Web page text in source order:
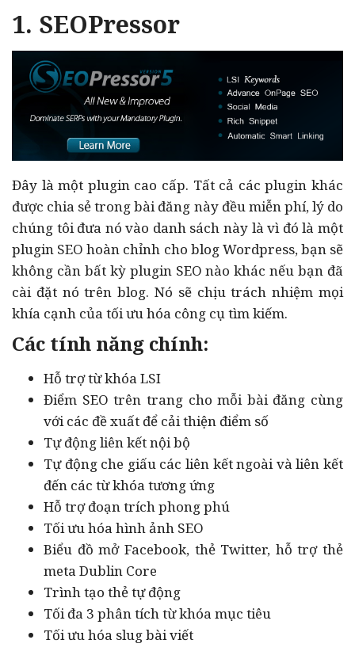
1. SEOPressor
Đây là một plugin cao cấp. Tất cả các plugin khác
được chia sẻ trong bài đăng này đều miễn phí, lý do
chúng tôi đưa nó vào danh sách này là vì đó là một
plugin SEO hoàn chỉnh cho blog Wordpress, bạn sẽ
không cần bất kỳ plugin SEO nào khác nếu bạn đã
cài đặt nó trên blog. Nó sẽ chịu trách nhiệm mọi
khía cạnh của tối ưu hóa công cụ tìm kiếm.
Các tính năng chính:
Hỗ trợ từ khóa LSI
Điểm SEO trên trang cho mỗi bài đăng cùng
với các đề xuất để cải thiện điểm số
Tự động liên kết nội bộ
Tự động che giấu các liên kết ngoài và liên kết
đến các từ khóa tương ứng
Hỗ trợ đoạn trích phong phú
Tối ưu hóa hình ảnh SEO
Biểu đồ mở Facebook, thẻ Twitter, hỗ trợ thẻ
meta Dublin Core
Trình tạo thẻ tự động
Tối đa 3 phân tích từ khóa mục tiêu
Tối ưu hóa slug bài viết